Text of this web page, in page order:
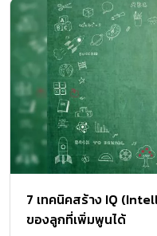
7 เทคนิคสร้าง IQ
ของลูกที่เพิ่มพูนได้